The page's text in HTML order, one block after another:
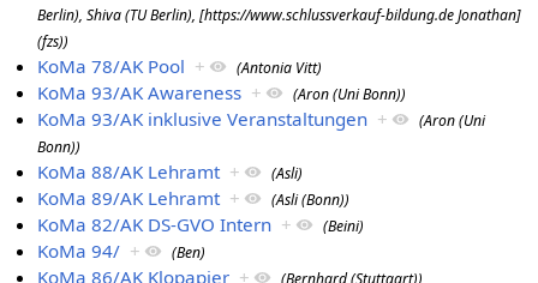
Berlin), Shiva (TU Berlin), [https://www.schlussverkauf-bildung.de Jonathan]
(fzs))
KoMa 78/AK Pool + (Antonia Vitt)
KoMa 93/AK Awareness + (Aron (Uni Bonn))
KoMa 93/AK inklusive Veranstaltungen +
(Aron (Uni
Bonn))
KoMa 88/AK Lehramt + (Asli)
KoMa 89/AK Lehramt + (Asli (Bonn))
KoMa 82/AK DS-GVO Intern + (Beini)
KoMa 94/ + (Ben)
KoMa 86/AK Klopapier + (Bernhard (Stuttgart))